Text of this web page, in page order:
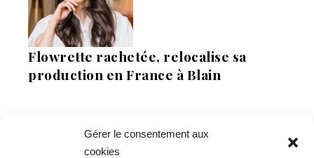
Gérer le consentement aux
cookies
Flowrette rachetée, relocalise sa
production en France à Blain
Lire + d'infos éco